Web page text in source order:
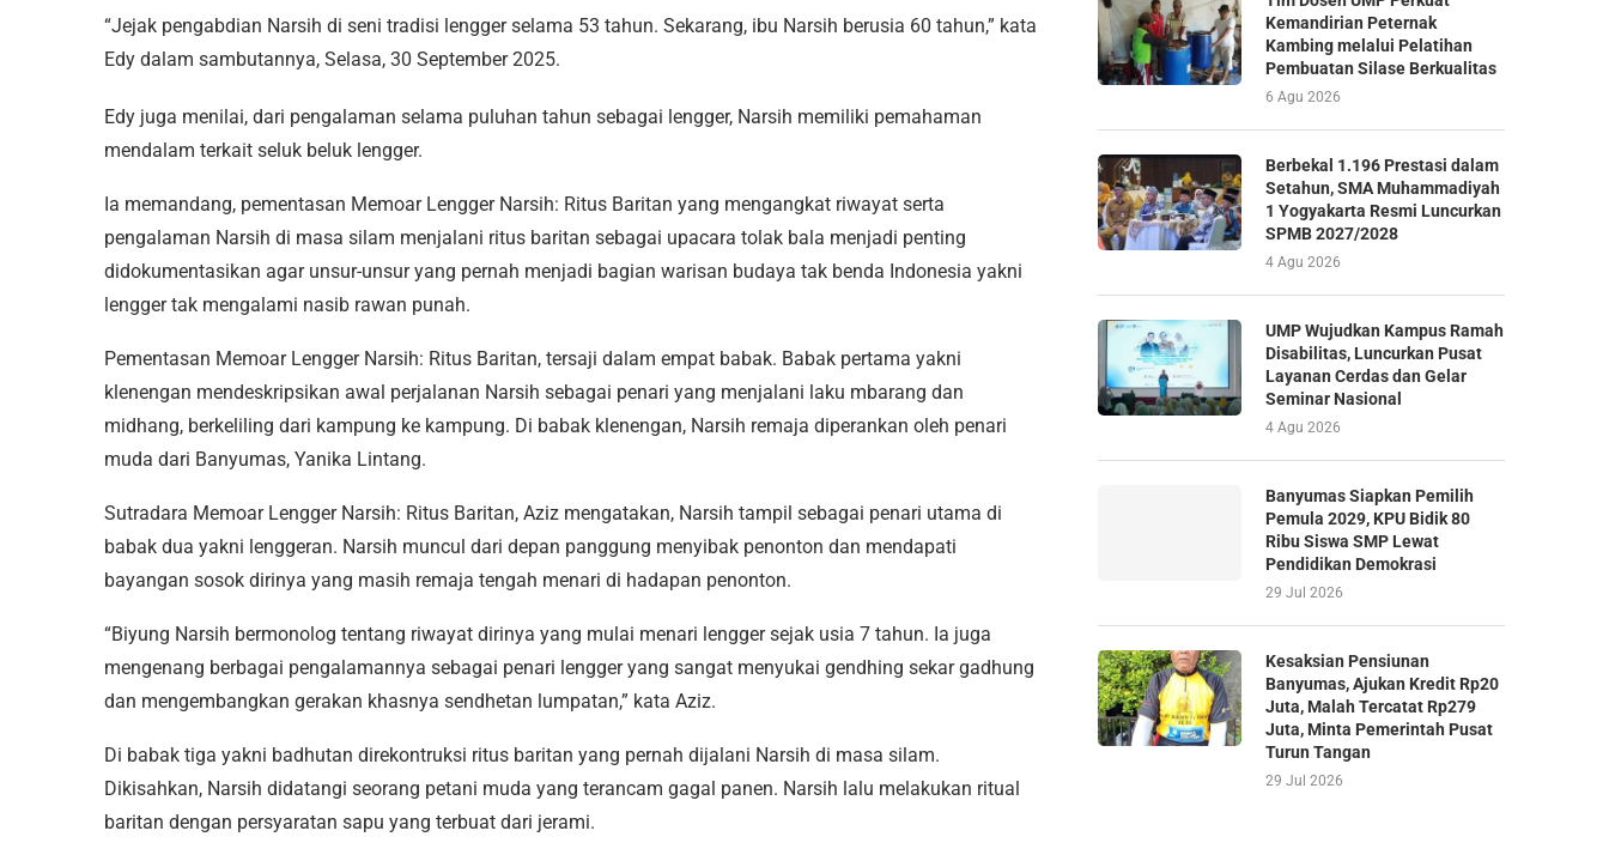
“Jejak pengabdian Narsih di seni tradisi lengger selama 53 tahun. Sekarang, ibu Narsih berusia 60 tahun,” kata
Edy dalam sambutannya, Selasa, 30 September 2025.
Edy juga menilai, dari pengalaman selama puluhan tahun sebagai lengger, Narsih memiliki pemahaman
mendalam terkait seluk beluk lengger.
Ia memandang, pementasan Memoar Lengger Narsih: Ritus Baritan yang mengangkat riwayat serta
pengalaman Narsih di masa silam menjalani ritus baritan sebagai upacara tolak bala menjadi penting
didokumentasikan agar unsur-unsur yang pernah menjadi bagian warisan budaya tak benda Indonesia yakni
lengger tak mengalami nasib rawan punah.
Pementasan Memoar Lengger Narsih: Ritus Baritan, tersaji dalam empat babak. Babak pertama yakni
klenengan mendeskripsikan awal perjalanan Narsih sebagai penari yang menjalani laku mbarang dan
midhang, berkeliling dari kampung ke kampung. Di babak klenengan, Narsih remaja diperankan oleh penari
muda dari Banyumas, Yanika Lintang.
Sutradara Memoar Lengger Narsih: Ritus Baritan, Aziz mengatakan, Narsih tampil sebagai penari utama di
babak dua yakni lenggeran. Narsih muncul dari depan panggung menyibak penonton dan mendapati
bayangan sosok dirinya yang masih remaja tengah menari di hadapan penonton.
“Biyung Narsih bermonolog tentang riwayat dirinya yang mulai menari lengger sejak usia 7 tahun. Ia juga
mengenang berbagai pengalamannya sebagai penari lengger yang sangat menyukai gendhing sekar gadhung
dan mengembangkan gerakan khasnya sendhetan lumpatan,” kata Aziz.
Di babak tiga yakni badhutan direkontruksi ritus baritan yang pernah dijalani Narsih di masa silam.
Dikisahkan, Narsih didatangi seorang petani muda yang terancam gagal panen. Narsih lalu melakukan ritual
baritan dengan persyaratan sapu yang terbuat dari jerami.
Kemandirian Peternak
Kambing melalui Pelatihan
Pembuatan Silase Berkualitas
6 Agu 2026
Berbekal 1.196 Prestasi dalam
Setahun, SMA Muhammadiyah
1 Yogyakarta Resmi Luncurkan
SPMB 2027/2028
4 Agu 2026
UMP Wujudkan Kampus Ramah
Disabilitas, Luncurkan Pusat
Layanan Cerdas dan Gelar
Seminar Nasional
4 Agu 2026
Banyumas Siapkan Pemilih
Pemula 2029, KPU Bidik 80
Ribu Siswa SMP Lewat
Pendidikan Demokrasi
29 Jul 2026
Kesaksian Pensiunan
Banyumas, Ajukan Kredit Rp20
Juta, Malah Tercatat Rp279
Juta, Minta Pemerintah Pusat
Turun Tangan
29 Jul 2026